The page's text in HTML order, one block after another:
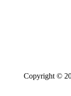
Copyright ©